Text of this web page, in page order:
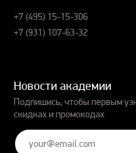
+7 (495) 15-15-306
+7 (931) 107-63-32
Новости академии
Подпишись, чтобы первым
скидках и промокодах